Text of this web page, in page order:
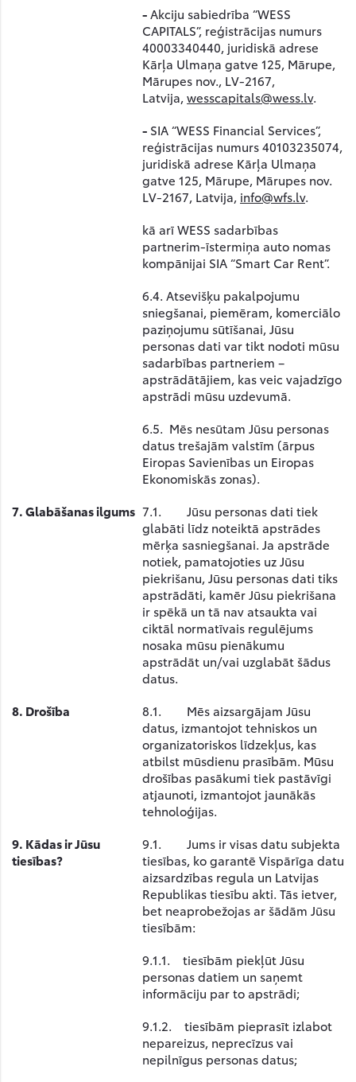
-Akciju sabiedrība “WESS
CAPITALS”, reģistrācijas numurs
40003340440, juridiskā adrese
Kārļa Ulmaņa gatve 125, Mārupe,
Mārupes nov., LV-2167,
Latvija,wesscapitals@wess.lv.
- SIA “WESS Financial Services”,
reģistrācijas numurs 40103235074,
juridiskā adrese Kārļa Ulmaņa
gatve 125, Mārupe, Mārupes nov.
LV-2167, Latvija, info@wfs.lv.
kā arī WESS sadarbības
partnerim-īstermiņa auto nomas
kompānijai SIA “Smart Car Rent”.
6.4. Atsevišķu pakalpojumu
sniegšanai, piemēram, komerciālo
paziņojumu sūtīšanai, Jūsu
personas dati var tikt nodoti mūsu
sadarbības partneriem –
apstrādātājiem, kas veic vajadzīgo
apstrādi mūsu uzdevumā.
6.5. Mēs nesūtam Jūsu personas
datus trešajām valstīm (ārpus
Eiropas Savienības un Eiropas
Ekonomiskās zonas).
7.Glabāšanas ilgums 7.1. Jūsu personas dati tiek
glabāti līdz noteiktā apstrādes
mērķa sasniegšanai. Ja apstrāde
notiek, pamatojoties uz Jūsu
piekrišanu, Jūsu personas dati tiks
apstrādāti, kamēr Jūsu piekrišana
ir spēkā un tā nav atsaukta vai
ciktāl normatīvais regulējums
nosaka mūsu pienākumu
apstrādāt un/vai uzglabāt šādus
datus.
8. Drošība
8.1. Mēs aizsargājam Jūsu
datus, izmantojot tehniskos un
organizatoriskos līdzekļus, kas
atbilst mūsdienu prasībām. Mūsu
drošības pasākumi tiek pastāvīgi
atjaunoti, izmantojot jaunākās
tehnoloģijas.
9. Kādas ir Jūsu
tiesības?
9.1. Jums ir visas datu subjekta
tiesības, ko garantē Vispārīga datu
aizsardzības regula un Latvijas
Republikas tiesību akti. Tās ietver,
bet neaprobežojas ar šādām Jūsu
tiesībām:
9.1.1. tiesībām piekļūt Jūsu
personas datiem un saņemt
informāciju par to apstrādi;
9.1.2. tiesībām pieprasīt izlabot
nepareizus, neprecīzus vai
nepilnīgus personas datus;